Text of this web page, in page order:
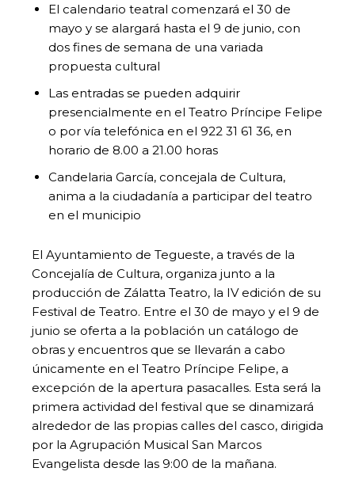
El calendario teatral comenzará el 30 de
mayo y se alargará hasta el 9 de junio, con
dos fines de semana de una variada
propuesta cultural
Las entradas se pueden adquirir
presencialmente en el Teatro Príncipe Felipe
o por vía telefónica en el 922 31 61 36, en
horario de 8.00 a 21.00 horas
Candelaria García, concejala de Cultura,
anima a la ciudadanía a participar del teatro
en el municipio
El Ayuntamiento de Tegueste, a través de la
Concejalía de Cultura, organiza junto a la
producción de Zálatta Teatro, la IV edición de su
Festival de Teatro. Entre el 30 de mayo y el 9 de
junio se oferta a la población un catálogo de
obras y encuentros que se llevarán a cabo
únicamente en el Teatro Príncipe Felipe, a
excepción de la apertura pasacalles. Esta será la
primera actividad del festival que se dinamizará
alrededor de las propias calles del casco, dirigida
por la Agrupación Musical San Marcos
Evangelista desde las 9:00 de la mañana.